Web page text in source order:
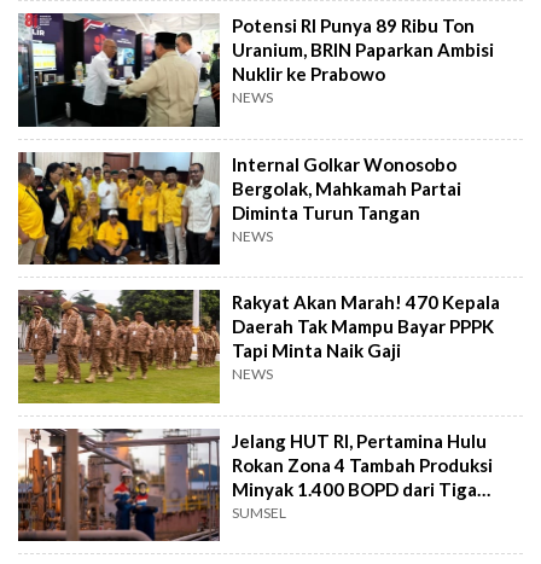
Potensi RI Punya 89 Ribu Ton
Uranium, BRIN Paparkan Ambisi
Nuklir ke Prabowo
NEWS
Internal Golkar Wonosobo
Bergolak, Mahkamah Partai
Diminta Turun Tangan
NEWS
Rakyat Akan Marah! 470 Kepala
Daerah Tak Mampu Bayar PPPK
Tapi Minta Naik Gaji
NEWS
Jelang HUT RI, Pertamina Hulu
Rokan Zona 4 Tambah Produksi
Minyak 1.400 BOPD dari Tiga
Sumur Baru
SUMSEL